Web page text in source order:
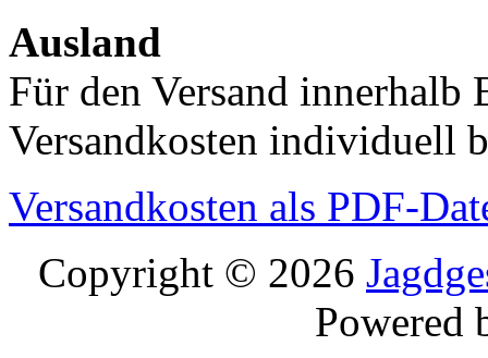
Ausland
Für den Versand innerhalb
Versandkosten individuell
Versandkosten als PDF-
Copyright © 2026
Powered